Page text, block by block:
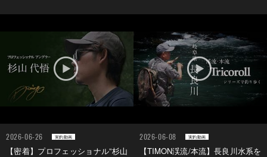
2026-06-26 実釣動画
【密着】プロフェッショナル”杉山
2026-06-08 実釣動画
【TIMON渓流/本流】長良川水系を